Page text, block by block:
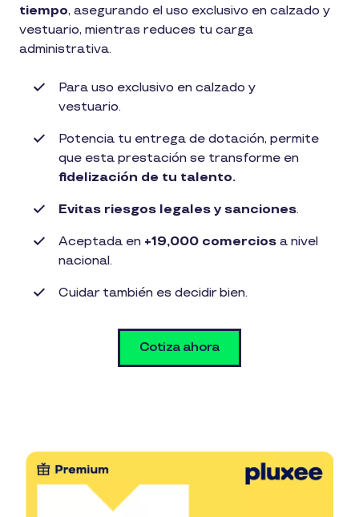
tiempo, asegurando el uso exclusivo en calzado y
vestuario, mientras reduces tu carga
administrativa.
Para uso exclusivo en calzado y
vestuario.​
Potencia tu entrega de dotación, permite
que esta prestación se transforme en
fidelización de tu talento.
Evitas riesgos legales y sanciones.​
Aceptada en +19,000 comercios a nivel
nacional.​
Cuidar también es decidir bien.
Cotiza ahora